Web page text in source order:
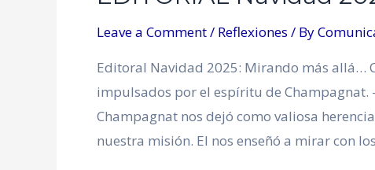
Leave a Comment/ Reflexiones / By
Editoral Navidad 2025: Mirando más allá…
impulsados por el espíritu de Champagnat.
Champagnat nos dejó como valiosa
nuestra misión. El nos enseñó a mirar con